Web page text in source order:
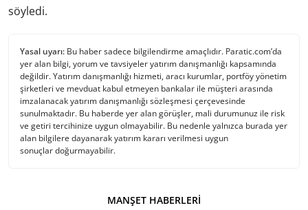
söyledi.
Yasal uyarı: Bu haber sadece bilgilendirme amaçlıdır. Paratic.com’da
yer alan bilgi, yorum ve tavsiyeler yatırım danışmanlığı kapsamında
değildir. Yatırım danışmanlığı hizmeti, aracı kurumlar, portföy yönetim
şirketleri ve mevduat kabul etmeyen bankalar ile müşteri arasında
imzalanacak yatırım danışmanlığı sözleşmesi çerçevesinde
sunulmaktadır. Bu haberde yer alan görüşler, mali durumunuz ile risk
ve getiri tercihinize uygun olmayabilir. Bu nedenle yalnızca burada yer
alan bilgilere dayanarak yatırım kararı verilmesi uygun
sonuçlar doğurmayabilir.
MANŞET HABERLERI